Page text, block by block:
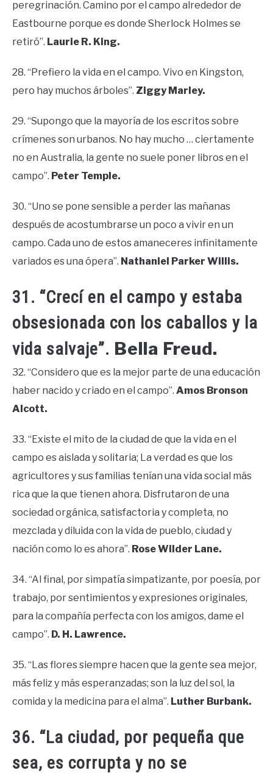
peregrinación. Camino por el campo alrededor de
Eastbourne porque es donde Sherlock Holmes se
retiró”. Laurie R. King.
28. “Prefiero la vida en el campo. Vivo en Kingston,
pero hay muchos árboles”. Ziggy Marley.
29. “Supongo que la mayoría de los escritos sobre
crímenes son urbanos. No hay mucho … ciertamente
no en Australia, la gente no suele poner libros en el
campo”. Peter Temple.
30. “Uno se pone sensible a perder las mañanas
después de acostumbrarse un poco a vivir en un
campo. Cada uno de estos amaneceres infinitamente
variados es una ópera”. Nathaniel Parker Willis.
31. “Crecí en el campo y estaba
obsesionada con los caballos y la
vida salvaje”. Bella Freud.
32. “Considero que es la mejor parte de una educación
haber nacido y criado en el campo”. Amos Bronson
Alcott.
33. “Existe el mito de la ciudad de que la vida en el
campo es aislada y solitaria; La verdad es que los
agricultores y sus familias tenían una vida social más
rica que la que tienen ahora. Disfrutaron de una
sociedad orgánica, satisfactoria y completa, no
mezclada y diluida con la vida de pueblo, ciudad y
nación como lo es ahora”. Rose Wilder Lane.
34. “Al final, por simpatía simpatizante, por poesía, por
trabajo, por sentimientos y expresiones originales,
para la compañía perfecta con los amigos, dame el
campo”. D. H. Lawrence.
35. “Las flores siempre hacen que la gente sea mejor,
más feliz y más esperanzadas; son la luz del sol, la
comida y la medicina para el alma”. Luther Burbank.
36. “La ciudad, por pequeña que
sea, es corrupta y no se